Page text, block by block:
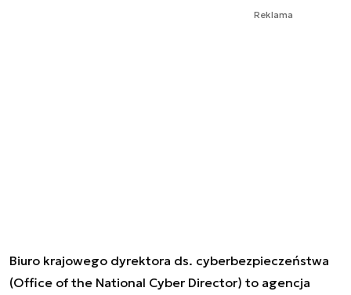
Reklama
Biuro krajowego dyrektora ds. cyberbezpieczeństwa
(Office of the National Cyber Director) to agencja